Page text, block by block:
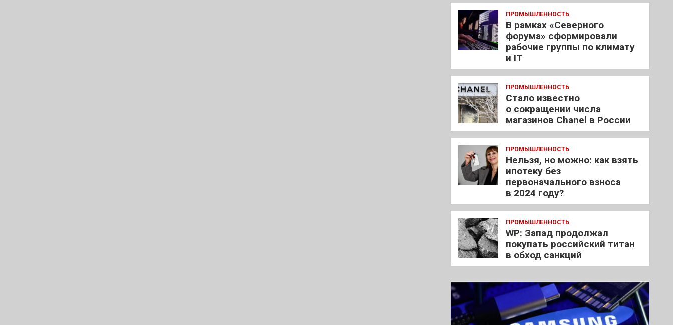
ПРОМЫШЛЕННОСТЬ
В рамках «Северного
форума» сформировали
рабочие группы по климату
и IT
ПРОМЫШЛЕННОСТЬ
Стало известно
о сокращении числа
магазинов Chanel в России
ПРОМЫШЛЕННОСТЬ
Нельзя, но можно: как взять
ипотеку без
первоначального взноса
в 2024 году?
ПРОМЫШЛЕННОСТЬ
WP: Запад продолжал
покупать российский титан
в обход санкций